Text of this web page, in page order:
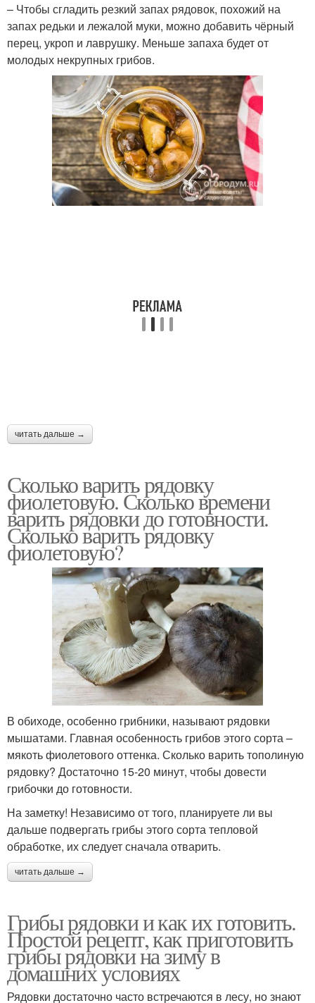
– Чтобы сгладить резкий запах рядовок, похожий на
запах редьки и лежалой муки, можно добавить чёрный
перец, укроп и лаврушку. Меньше запаха будет от
молодых некрупных грибов.
читать дальше →
Сколько варить рядовку
фиолетовую. Сколько времени
варить рядовки до готовности.
Сколько варить рядовку
фиолетовую?
В обиходе, особенно грибники, называют рядовки
мышатами. Главная особенность грибов этого сорта –
мякоть фиолетового оттенка. Сколько варить тополиную
рядовку? Достаточно 15-20 минут, чтобы довести
грибочки до готовности.
На заметку! Независимо от того, планируете ли вы
дальше подвергать грибы этого сорта тепловой
обработке, их следует сначала отварить.
читать дальше →
Грибы рядовки и как их готовить.
Простой рецепт, как приготовить
грибы рядовки на зиму в
домашних условиях
Рядовки достаточно часто встречаются в лесу, но знают